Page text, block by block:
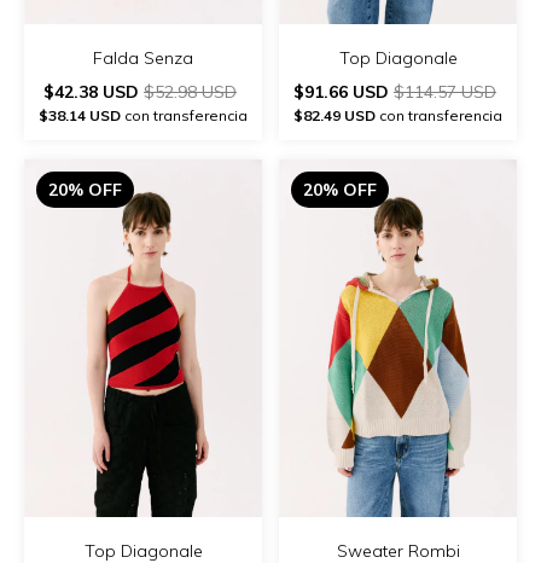
Falda Senza
$42.38 USD $52.98 USD
$38.14 USD con transferencia
Top Diagonale
$91.66 USD $114.57 USD
$82.49 USD con transferencia
20% OFF
Top Diagonale
20% OFF
Sweater Rombi